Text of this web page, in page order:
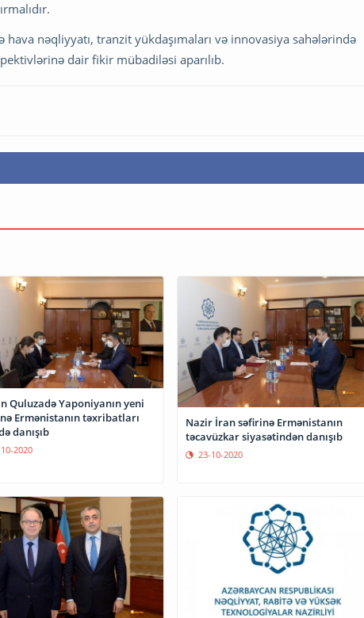
nəqliyyatı, tranzit yükdaşımaları və innovasiya sahələrində
dair fikir mübadiləsi aparılıb.
Quluzadə Yaponiyanın yeni
Ermənistanın təxribatları
danışıb
2020
Nazir İran səfirinə Ermənistanın
təcavüzkar siyasətindən danışıb
23-10-2020